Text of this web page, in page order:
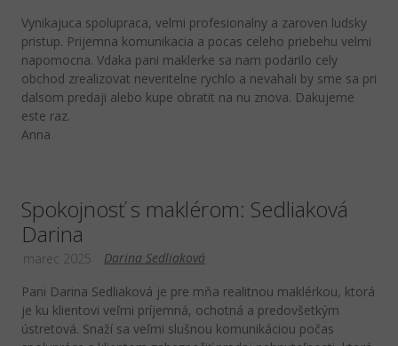
Vynikajuca spolupraca, velmi profesionalny a zaroven ludsky
pristup. Prijemna komunikacia a pocas celeho priebehu velmi
napomocna. Vdaka pani maklerke sa nam podarilo cely
obchod zrealizovat neveritelne rychlo a nevahali by sme sa pri
dalsom predaji alebo kupe obratit na nu znova. Dakujeme
este raz.
Anna
Spokojnosť s maklérom: Sedliaková
Darina
Darina Sedliaková
marec 2025
Pani Darina Sedliaková je pre mňa realitnou maklérkou, ktorá
je ku klientovi veľmi príjemná, ochotná a predovšetkým
ústretová. Snaží sa veľmi slušnou komunikáciou počas